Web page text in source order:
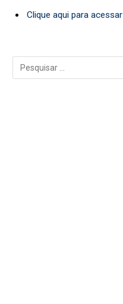
Clique aqui para acessar